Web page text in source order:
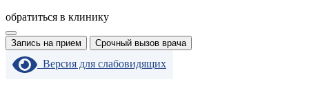
обратиться в клинику
Запись на прием Срочный вызов врача
Версия для слабовидящих